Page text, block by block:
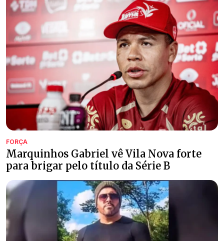
FORÇA
Marquinhos Gabriel vê Vila Nova forte
para brigar pelo título da Série B